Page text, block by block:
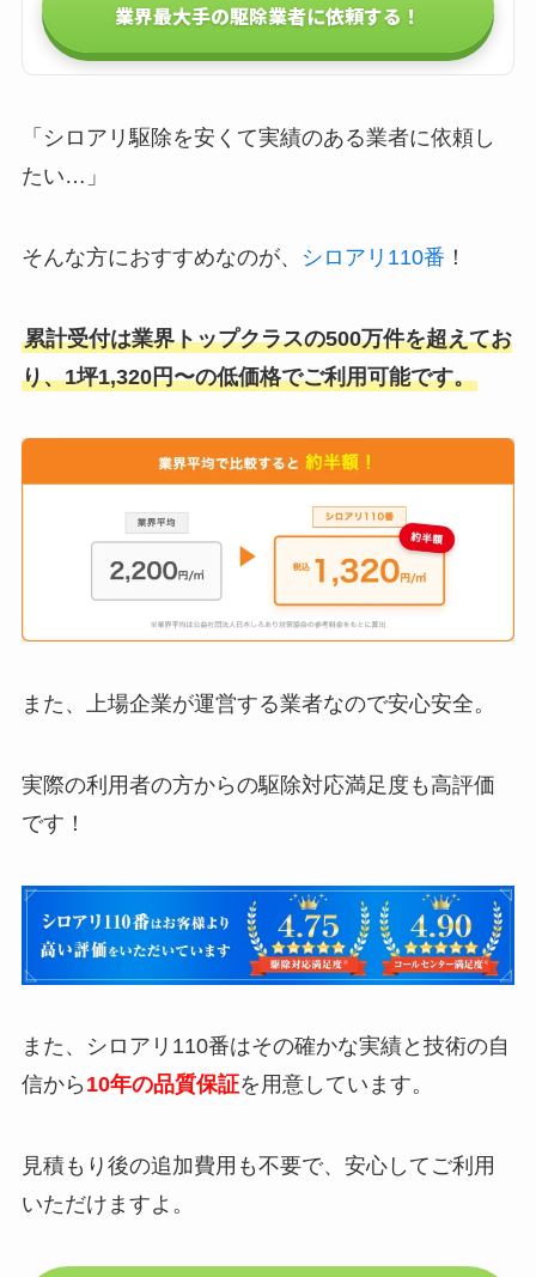
業界最大手の駆除業者に依頼する！
「シロアリ駆除を安くて実績のある業者に依頼し
たい…」
そんな方におすすめなのが、 シロアリ110番 ！
累計受付は業界トップクラスの500万件を超えてお
り、1坪1,320円〜の低価格でご利用可能です。
また、上場企業が運営する業者なので安心安全。
実際の利用者の方からの駆除対応満足度も高評価
です！
また、シロアリ110番はその確かな実績と技術の自
信から 10年の品質保証を用意しています。
見積もり後の追加費用も不要で、安心してご利用
いただけますよ。